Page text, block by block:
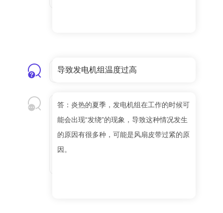
导致发电机组温度过高
答：炎热的夏季，发电机组在工作的时候可
能会出现“发绕”的现象，导致这种情况发生
的原因有很多种，可能是风扇皮带过紧的原
因。